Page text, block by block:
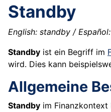
Standby
English: standby /
Standby ist ein Begriff im
wird. Dies kann
Allgemeine
Standby im